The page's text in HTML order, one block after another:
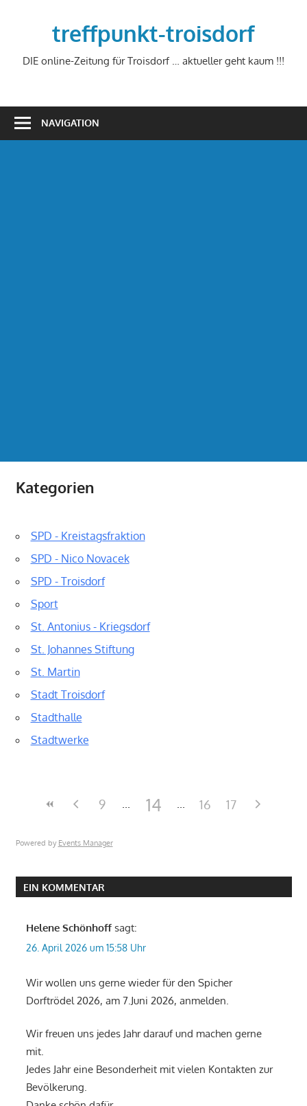
treffpunkt-troisdorf
DIE online-Zeitung für Troisdorf … aktueller geht kaum !!!
NAVIGATION
Kategorien
SPD - Kreistagsfraktion
SPD - Nico Novacek
SPD - Troisdorf
Sport
St. Antonius - Kriegsdorf
St. Johannes Stiftung
St. Martin
Stadt Troisdorf
Stadthalle
Stadtwerke
9 14 16 17
Powered by Events Manager
EIN KOMMENTAR
Helene Schönhoff sagt:
26. April 2026 um 15:58 Uhr
Wir wollen uns gerne wieder für den Spicher
Dorftrödel 2026, am 7.Juni 2026, anmelden.
Wir freuen uns jedes Jahr darauf und machen gerne
mit.
Jedes Jahr eine Besonderheit mit vielen Kontakten zur
Bevölkerung.